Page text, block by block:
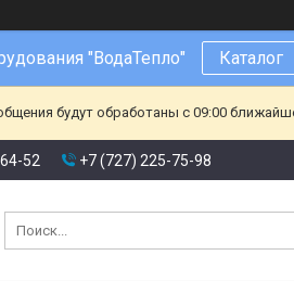
"ВодаТепло" Каталог
будут обработаны с 09:00
52 +7 (727) 225-75-98